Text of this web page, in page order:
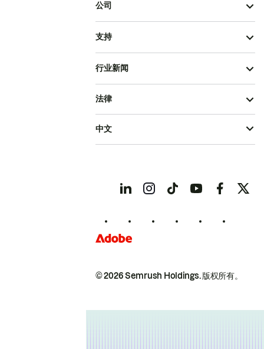
公司
支持
行业新闻
© 2026 Semrush Holdings.版权所有。
法律
中文